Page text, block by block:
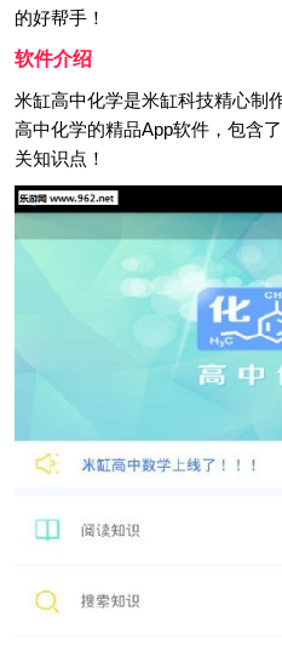
的好帮手！
软件介绍
米缸高中化学是米缸科技精心制
高中化学的精品App软件，包含
关知识点！